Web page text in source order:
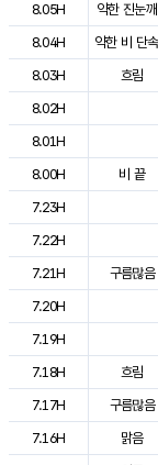
8.05H
약한 진눈깨
8.04H
약한 비 단
8.03H
흐림
8.02H
8.01H
8.00H
비 끝
7.23H
7.22H
7.21H
구름많음
7.20H
7.19H
7.18H
흐림
7.17H
구름많음
7.16H
맑음